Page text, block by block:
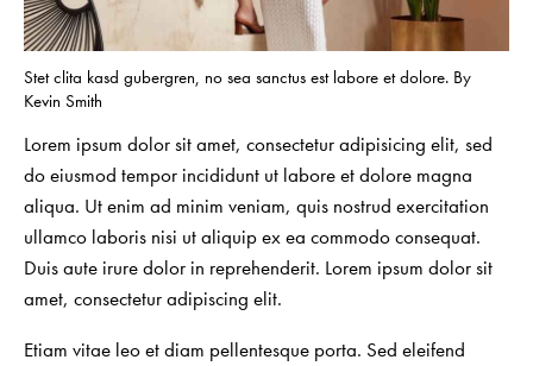
Stet clita kasd gubergren, no sea sanctus est labore et dolore. By
Kevin Smith
Lorem ipsum dolor sit amet, consectetur adipisicing elit, sed
do eiusmod tempor incididunt ut labore et dolore magna
aliqua. Ut enim ad minim veniam, quis nostrud exercitation
ullamco laboris nisi ut aliquip ex ea commodo consequat.
Duis aute irure dolor in reprehenderit. Lorem ipsum dolor sit
amet, consectetur adipiscing elit.
Etiam vitae leo et diam pellentesque porta. Sed eleifend